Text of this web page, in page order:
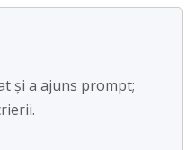
și a ajuns prompt;